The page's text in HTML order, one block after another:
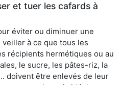
et tuer les cafards à
éviter ou diminuer une
à ce que tous les
récipients hermétiques ou au
le sucre, les pâtes-riz, la
doivent être enlevés de leur